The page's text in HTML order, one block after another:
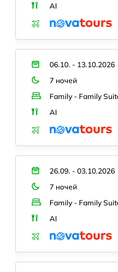
AI
06.10. - 13.10.2026
7 ночей
Family - Family
AI
26.09. - 03.10.2026
7 ночей
Family - Family
AI